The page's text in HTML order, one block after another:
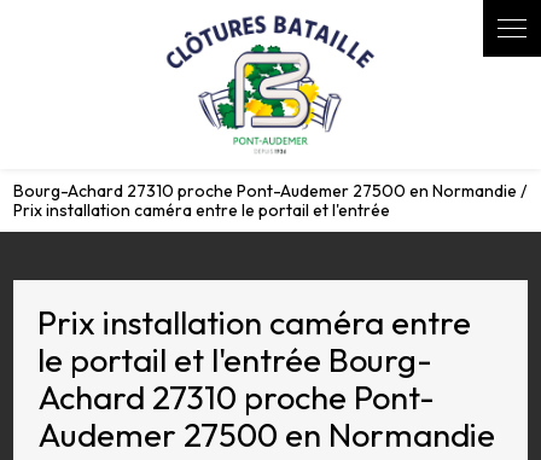
Bourg-Achard 27310 proche Pont-Audemer 27500 en Normandie /
Prix installation caméra entre le portail et l'entrée
Prix installation caméra entre
le portail et l'entrée Bourg-
Achard 27310 proche Pont-
Audemer 27500 en Normandie
Panneau de gestion des cookies